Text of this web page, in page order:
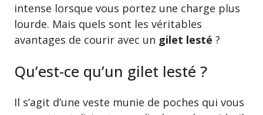
intense lorsque vous portez une charge plus
lourde. Mais quels sont les véritables
avantages de courir avec un gilet lesté ?
Qu’est-ce qu’un gilet lesté ?
Il s’agit d’une veste munie de poches qui vous